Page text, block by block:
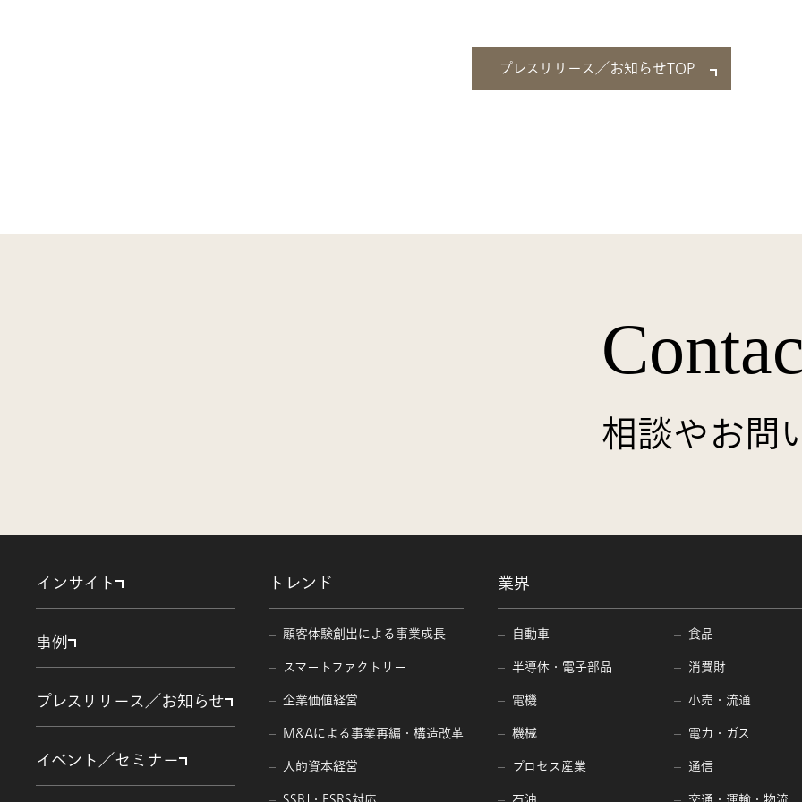
プレスリリース／お知らせTOP
相談やお問
インサイト
事例
プレスリリース／お知らせ
イベント／セミナー
トレンド
顧客体験創出による事業成長
スマートファクトリー
企業価値経営
M&Aによる事業再編・構造改革
人的資本経営
業界
自動車
半導体・電子部品
電機
機械
プロセス産業
食品
消費財
小売・流通
電力・ガス
通信